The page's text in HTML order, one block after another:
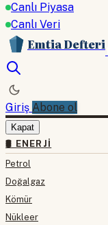
Canlı Piyasa
Canlı Veri
Emtia Defteri
Giriş Abone ol
Kapat
🛢 ENERJI
Petrol
Doğalgaz
Kömür
Nükleer